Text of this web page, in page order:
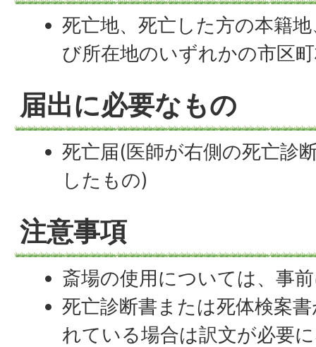
死亡地、死亡した方の本籍
び所在地のいずれかの市区
届出に必要なもの
死亡届(医師が右側の死亡診
したもの)
注意事項
斎場の使用については、事
死亡診断書または死体検案
れている場合は訳文が必要